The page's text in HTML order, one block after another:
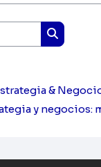
Buscar
&
y negocios: